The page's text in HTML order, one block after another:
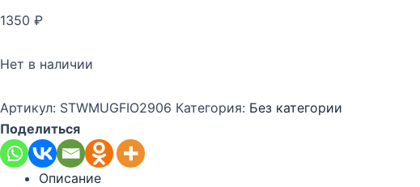
1350 ₽
Нет в наличии
Артикул: STWMUGFIO2906 Категория: Без категории
Поделиться
Описание